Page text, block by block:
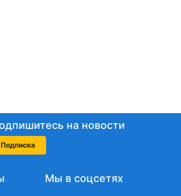
на новости
Подписка
Мы в соцсетях